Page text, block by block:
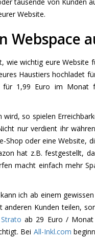
Website.
wie wichtig eure Website
Haustiers hochladet
für 1,99 Euro im Monat
so spielen
nur verdient ihr
oder eine Website,
hat z.B. festgestellt,
macht einfach mehr
ich ab einem
Kunden teilen,
Strato ab 29 Euro /
Bei All-Inkl.com